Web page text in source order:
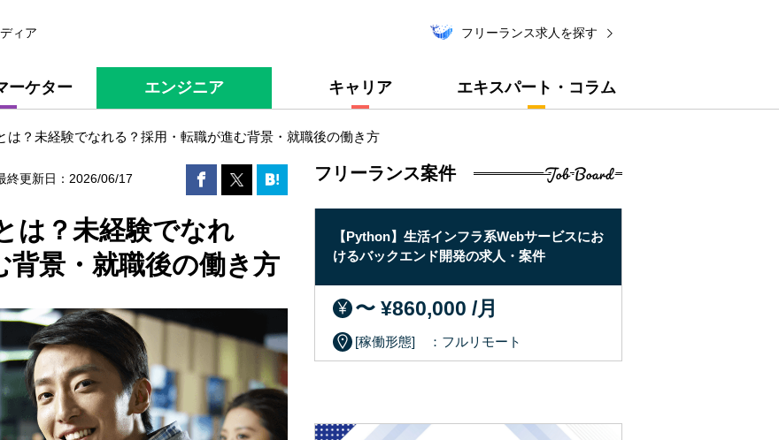
ィア フリーランス求人を探す
ーケター エンジニア キャリア エキスパート・コラム
は？未経験でなれる？採用・転職が進む背景・就職後の働き方
終更新日： 2026/06/17
は？未経験でなれ
背景・就職後の働き方
フリーランス案件 Job Board
【Python】モビリティ事業者におけるデータ
整備・AIエージェント構築支援の求人・案件
〜 ¥1,000,000 /月
[稼働形態] ：リモート・常駐 併用
【Python】生活インフラ系Webサービスにお
けるバックエンド開発の求人・案件
〜 ¥860,000 /月
[稼働形態] ：フルリモート